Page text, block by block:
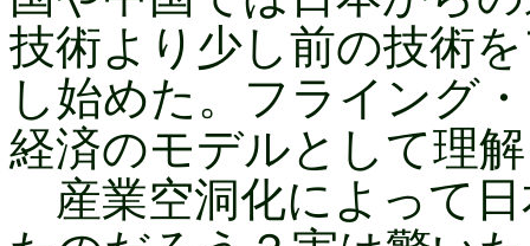
技術より少し前の技術
し始めた。フライング
経済のモデルとして理
産業空洞化によって